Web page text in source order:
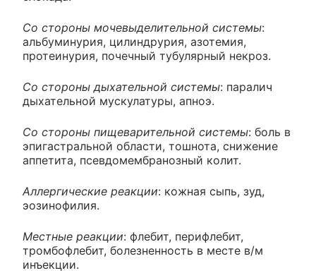
Со стороны мочевыделительной системы:
альбуминурия, цилиндрурия, азотемия,
протеинурия, почечный тубулярный некроз.
Со стороны дыхательной системы: паралич
дыхательной мускулатуры, апноэ.
Со стороны пищеварительной системы: боль в
эпигастральной области, тошнота, снижение
аппетита, псевдомембранозный колит.
Аллергические реакции: кожная сыпь, зуд,
эозинофилия.
Местные реакции: флебит, перифлебит,
тромбофлебит, болезненность в месте в/м
инъекции.